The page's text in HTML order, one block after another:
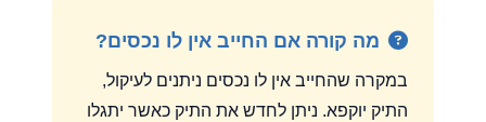
מה קורה אם החייב אין לו נכסים?
במקרה שהחייב אין לו נכסים ניתנים לעיקול,
התיק יוקפא. ניתן לחדש את התיק כאשר יתגלו